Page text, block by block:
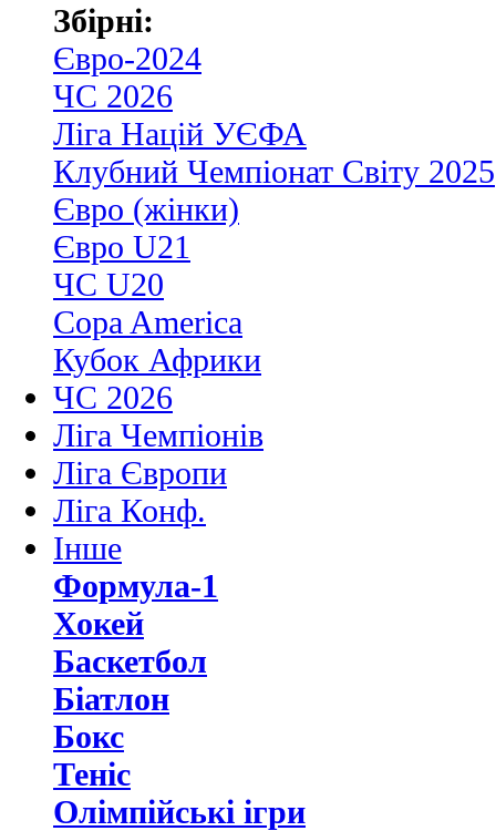
Збірні:
Євро-2024
ЧС 2026
Ліга Націй УЄФА
Клубний Чемпіонат Світу 2025
Євро (жінки)
Євро U21
ЧС U20
Copa America
Кубок Африки
ЧС 2026
Ліга Чемпіонів
Ліга Європи
Ліга Конф.
Інше
Формула-1
Хокей
Баскетбол
Біатлон
Бокс
Теніс
Олімпійські ігри